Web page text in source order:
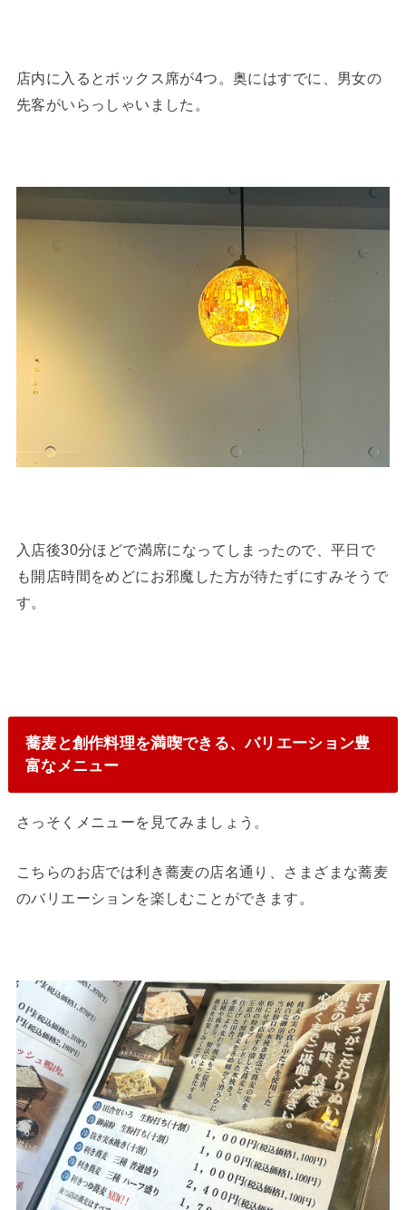
店内に入るとボックス席が4つ。奥にはすでに、男女の
先客がいらっしゃいました。
入店後30分ほどで満席になってしまったので、平日で
も開店時間をめどにお邪魔した方が待たずにすみそうで
す。
蕎麦と創作料理を満喫できる、バリエーション豊
富なメニュー
さっそくメニューを見てみましょう。
こちらのお店では利き蕎麦の店名通り、さまざまな蕎麦
のバリエーションを楽しむことができます。